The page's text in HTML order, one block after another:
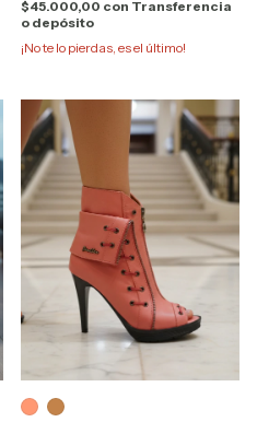
$45.000,00 con Transferencia
o depósito
¡No te lo pierdas, es el último!